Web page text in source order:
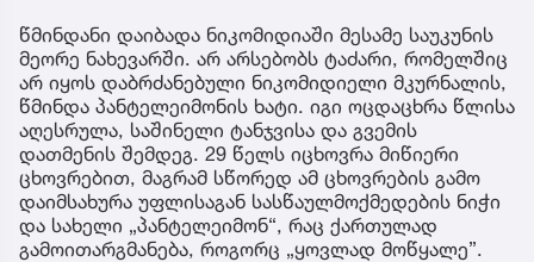
წმინდანი დაიბადა ნიკომიდიაში მესამე საუკუნის
მეორე ნახევარში. არ არსებობს ტაძარი, რომელშიც
არ იყოს დაბრძანებული ნიკომიდიელი მკურნალის,
წმინდა პანტელეიმონის ხატი. იგი ოცდაცხრა წლისა
აღესრულა, საშინელი ტანჯვისა და გვემის
დათმენის შემდეგ. 29 წელს იცხოვრა მიწიერი
ცხოვრებით, მაგრამ სწორედ ამ ცხოვრების გამო
დაიმსახურა უფლისაგან სასწაულმოქმედების ნიჭი
და სახელი „პანტელეიმონ“, რაც ქართულად
გამოითარგმანება, როგორც „ყოვლად მოწყალე”.